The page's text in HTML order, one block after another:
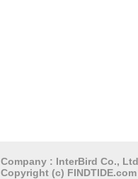
Company : InterBird Co.,
Copyright (c)